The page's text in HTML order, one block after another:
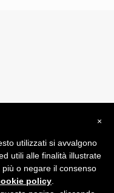
srl
and Conditions
×
utilizzati si avvalgono
utili alle finalità illustrate
o negare il consenso
policy